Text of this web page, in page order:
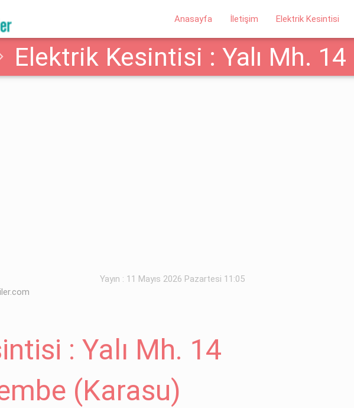
Anasayfa İletişim Elektrik Kesintisi
Elektrik Kesintisi : Yalı Mh. 14
Yayın : 11 Mayıs 2026 Pazartesi 11:05
: Yalı Mh. 14
(Karasu)